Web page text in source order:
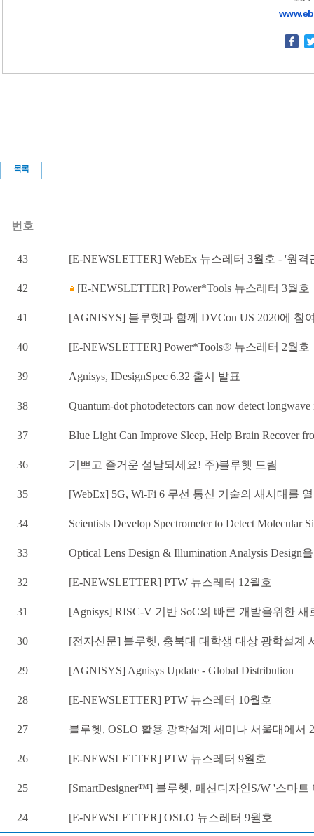
목록
번호
43 [E-NEWSLETTER] WebEx 뉴스레터 3월호 - '원
42 [E-NEWSLETTER] Power*Tools 뉴스레터 3월호
41 [AGNISYS] 블루헷과 함께 DVCon US 2020에 참
40 [E-NEWSLETTER] Power*Tools® 뉴스레터 2월호
39 Agnisys, IDesignSpec 6.32 출시 발표
38 Quantum-dot photodetectors can now detect
37 Blue Light Can Improve Sleep, Help Brain Recover
36 기쁘고 즐거운 설날되세요! 주)블루헷 드림
35 [WebEx] 5G, Wi-Fi 6 무선 통신 기술의 새시대를
34 Scientists Develop Spectrometer to Detect Molecular
33 Optical Lens Design & Illumination Analysis Design
32 [E-NEWSLETTER] PTW 뉴스레터 12월호
31 [Agnisys] RISC-V 기반 SoC의 빠른 개발을위한
30 [전자신문] 블루헷, 충북대 대학생 대상 광학설계
29 [AGNISYS] Agnisys Update - Global Distribution
28 [E-NEWSLETTER] PTW 뉴스레터 10월호
27 블루헷, OSLO 활용 광학설계 세미나 서울대에서
26 [E-NEWSLETTER] PTW 뉴스레터 9월호
25 [SmartDesigner™] 블루헷, 패션디자인S/W '스마
24 [E-NEWSLETTER] OSLO 뉴스레터 9월호